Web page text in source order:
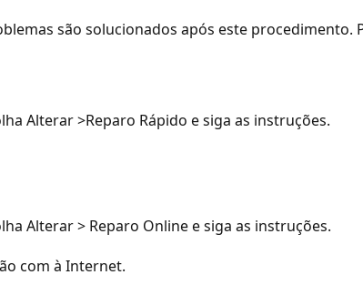
são solucionados após este procedimento.
Alterar >Reparo Rápido e siga as instruções.
Alterar > Reparo Online e siga as instruções.
com à Internet.